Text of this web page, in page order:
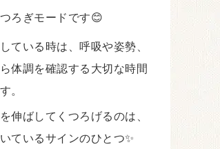
ろぎモードです😊
ている時は、呼吸や姿勢、
体調を確認する大切な時間
。
伸ばしてくつろげるのは、
ているサインのひとつ✨